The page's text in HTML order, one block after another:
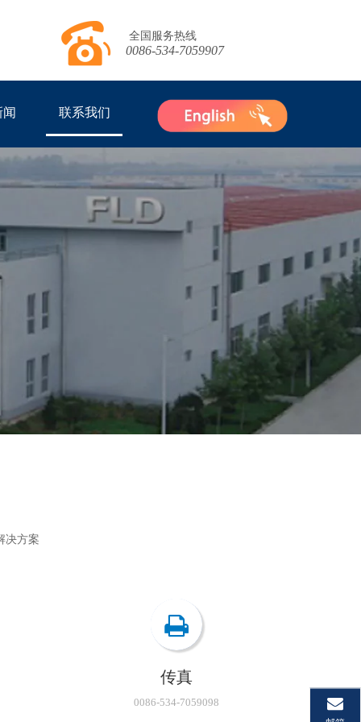
全国服务热线
0086-534-7059907
闻 联系我们
决方案
传真
0086-534-7059098